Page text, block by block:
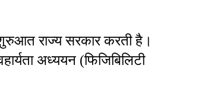
शुरुआत राज्य सरकार करती है।
अध्ययन (फिजिबिलिटी